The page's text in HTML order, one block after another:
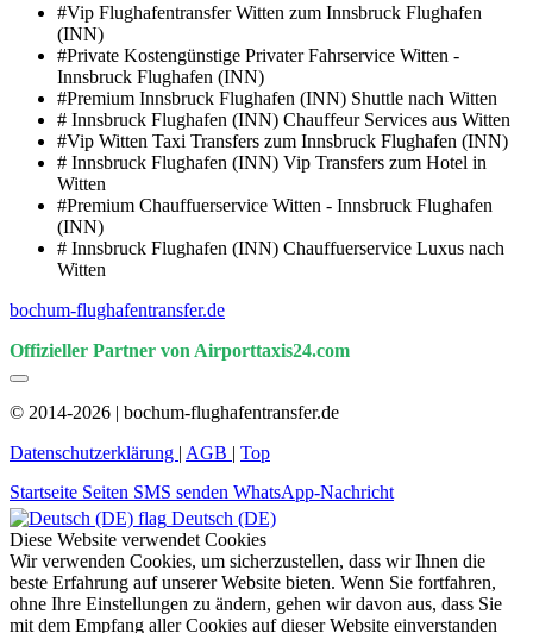
#Vip Flughafentransfer Witten zum Innsbruck Flughafen
(INN)
#Private Kostengünstige Privater Fahrservice Witten -
Innsbruck Flughafen (INN)
#Premium Innsbruck Flughafen (INN) Shuttle nach Witten
# Innsbruck Flughafen (INN) Chauffeur Services aus Witten
#Vip Witten Taxi Transfers zum Innsbruck Flughafen (INN)
# Innsbruck Flughafen (INN) Vip Transfers zum Hotel in
Witten
#Premium Chauffuerservice Witten - Innsbruck Flughafen
(INN)
# Innsbruck Flughafen (INN) Chauffuerservice Luxus nach
Witten
bochum-flughafentransfer.de
Offizieller Partner von Airporttaxis24.com
© 2014-2026 | bochum-flughafentransfer.de
Datenschutzerklärung | AGB | Top
Startseite Seiten SMS senden WhatsApp-Nachricht
Deutsch (DE)
Diese Website verwendet Cookies
Wir verwenden Cookies, um sicherzustellen, dass wir Ihnen die
beste Erfahrung auf unserer Website bieten. Wenn Sie fortfahren,
ohne Ihre Einstellungen zu ändern, gehen wir davon aus, dass Sie
mit dem Empfang aller Cookies auf dieser Website einverstanden